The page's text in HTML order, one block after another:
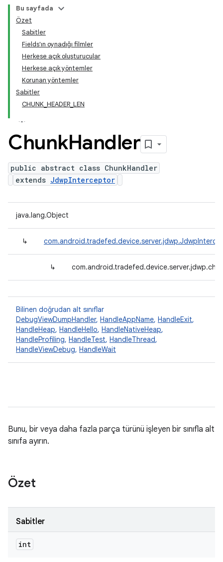
Bu sayfada
Özet
Sabitler
Fields'ın oynadığı filmler
Herkese açık oluşturucular
Herkese açık yöntemler
Korunan yöntemler
Sabitler
CHUNK_HEADER_LEN
ChunkHandler
public abstract class ChunkHandler
extends JdwpInterceptor
java.lang.Object
↳
↳
Bilinen doğrudan alt sınıflar
DebugViewDumpHandler, HandleAppName, HandleExit,
HandleHeap, HandleHello, HandleNativeHeap,
HandleProfiling, HandleTest, HandleThread,
HandleViewDebug, HandleWait
Bunu, bir veya daha fazla parça türünü işleyen bir sınıfla alt
sınıfa ayırın.
Özet
Sabitler
int